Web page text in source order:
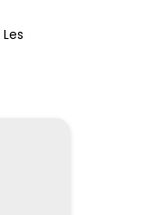
Les